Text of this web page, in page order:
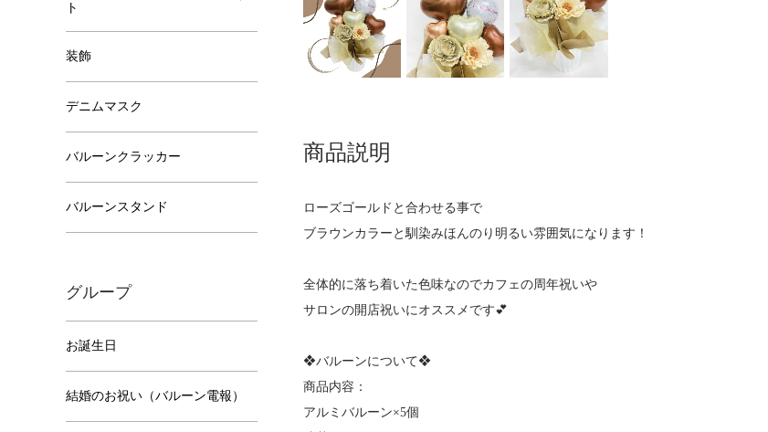
商品説明
ローズゴールドと合わせる事で
ブラウンカラーと馴染みほんのり明るい雰囲気になります！
全体的に落ち着いた色味なのでカフェの周年祝いや
サロンの開店祝いにオススメです💕
❖バルーンについて❖
商品内容：
アルミバルーン×5個
ト
装飾
デニムマスク
バルーンクラッカー
バルーンスタンド
グループ
お誕生日
結婚のお祝い（バルーン電報）